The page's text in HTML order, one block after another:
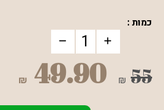
כמות :
55
₪
49.90
₪